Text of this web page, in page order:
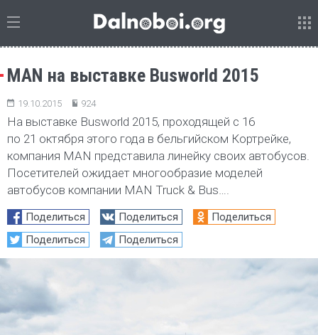
MAN на выставке Busworld 2015
19.10.2015 924
На выставке Busworld 2015, проходящей с 16
по 21 октября этого года в бельгийском Кортрейке,
компания MAN представила линейку своих автобусов.
Посетителей ожидает многообразие моделей
автобусов компании MAN Truck & Bus….
Поделиться Поделиться
Поделиться
Поделиться
Поделиться